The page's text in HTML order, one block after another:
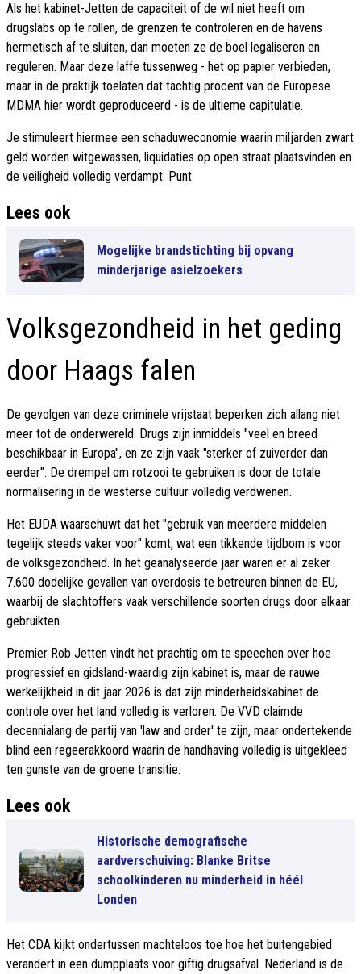
Als het kabinet-Jetten de capaciteit of de wil niet heeft om
drugslabs op te rollen, de grenzen te controleren en de havens
hermetisch af te sluiten, dan moeten ze de boel legaliseren en
reguleren. Maar deze laffe tussenweg - het op papier verbieden,
maar in de praktijk toelaten dat tachtig procent van de Europese
MDMA hier wordt geproduceerd - is de ultieme capitulatie.
Je stimuleert hiermee een schaduweconomie waarin miljarden zwart
geld worden witgewassen, liquidaties op open straat plaatsvinden en
de veiligheid volledig verdampt. Punt.
Lees ook
Mogelijke brandstichting bij opvang
minderjarige asielzoekers
Volksgezondheid in het geding
door Haags falen
De gevolgen van deze criminele vrijstaat beperken zich allang niet
meer tot de onderwereld. Drugs zijn inmiddels "veel en breed
beschikbaar in Europa", en ze zijn vaak "sterker of zuiverder dan
eerder". De drempel om rotzooi te gebruiken is door de totale
normalisering in de westerse cultuur volledig verdwenen.
Het EUDA waarschuwt dat het "gebruik van meerdere middelen
tegelijk steeds vaker voor" komt, wat een tikkende tijdbom is voor
de volksgezondheid. In het geanalyseerde jaar waren er al zeker
7.600 dodelijke gevallen van overdosis te betreuren binnen de EU,
waarbij de slachtoffers vaak verschillende soorten drugs door elkaar
gebruikten.
Premier Rob Jetten vindt het prachtig om te speechen over hoe
progressief en gidsland-waardig zijn kabinet is, maar de rauwe
werkelijkheid in dit jaar 2026 is dat zijn minderheidskabinet de
controle over het land volledig is verloren. De VVD claimde
decennialang de partij van 'law and order' te zijn, maar ondertekende
blind een regeerakkoord waarin de handhaving volledig is uitgekleed
ten gunste van de groene transitie.
Lees ook
Historische demografische
aardverschuiving: Blanke Britse
schoolkinderen nu minderheid in héél
Londen
Het CDA kijkt ondertussen machteloos toe hoe het buitengebied
verandert in een dumpplaats voor giftig drugsafval. Nederland is de